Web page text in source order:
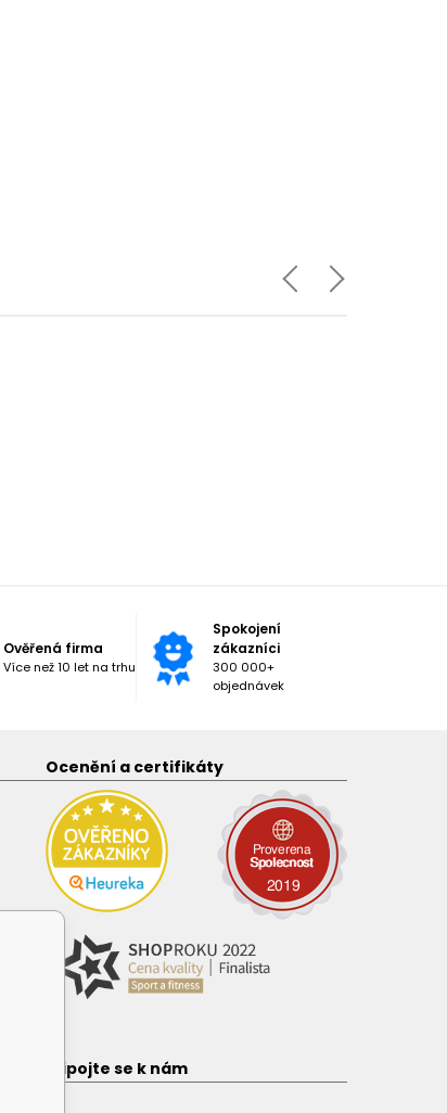
Ověřená firma
Více než 10 let na trhu
Spokojení
zákazníci
300 000+
objednávek
Ocenění a certifikáty
Připojte se k nám